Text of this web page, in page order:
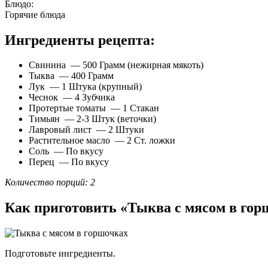
Блюдо:
Горячие блюда
Ингредиенты рецепта:
Свинина — 500 Грамм (нежирная мякоть)
Тыква — 400 Грамм
Лук — 1 Штука (крупный)
Чеснок — 4 Зубчика
Протертые томаты — 1 Стакан
Тимьян — 2-3 Штук (веточки)
Лавровый лист — 2 Штуки
Растительное масло — 2 Ст. ложки
Соль — По вкусу
Перец — По вкусу
Количество порций: 2
Как приготовить «Тыква с мясом в
Подготовьте ингредиенты.